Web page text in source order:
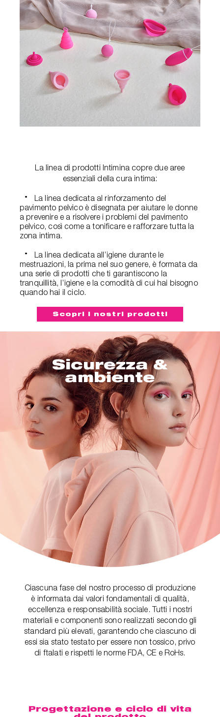
La linea di prodotti Intimina copre due aree
essenziali della cura intima:
La linea dedicata al rinforzamento del
pavimento pelvico è disegnata per aiutare le donne
a prevenire e a risolvere i problemi del pavimento
pelvico, così come a tonificare e rafforzare tutta la
zona intima.
La linea dedicata all’igiene durante le
mestruazioni, la prima nel suo genere, è formata da
una serie di prodotti che ti garantiscono la
tranquillità, l’igiene e la comodità di cui hai bisogno
quando hai il ciclo.
Scopri i nostri prodotti
Sicurezza &
ambiente
Ciascuna fase del nostro processo di produzione
è informata dai valori fondamentali di qualità,
eccellenza e responsabilità sociale. Tutti i nostri
materiali e componenti sono realizzati secondo gli
standard più elevati, garantendo che ciascuno di
essi sia stato testato per essere non tossico, privo
di ftalati e rispetti le norme FDA, CE e RoHs.
Progettazione e ciclo di vita